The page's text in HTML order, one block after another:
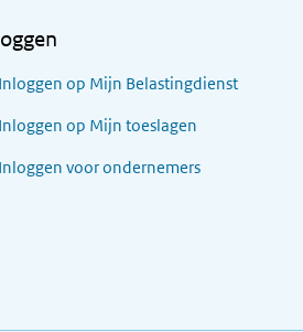
Inloggen op Mijn Belastingdienst
Inloggen op Mijn toeslagen
Inloggen voor ondernemers